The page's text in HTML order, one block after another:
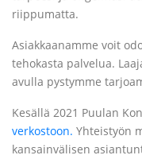
riippumatta.
Asiakkaanamme voit
tehokasta palvelua.
avulla pystymme
Kesällä 2021 Puulan
verkostoon. Yhteistyön
kansainvälisen